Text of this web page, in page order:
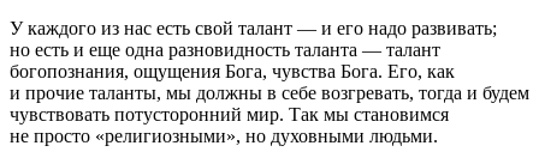
У каждого из нас есть свой талант — и его надо развивать;
но есть и еще одна разновидность таланта — талант
богопознания, ощущения Бога, чувства Бога. Его, как
и прочие таланты, мы должны в себе возгревать, тогда и будем
чувствовать потусторонний мир. Так мы становимся
не просто «религиозными», но духовными людьми.